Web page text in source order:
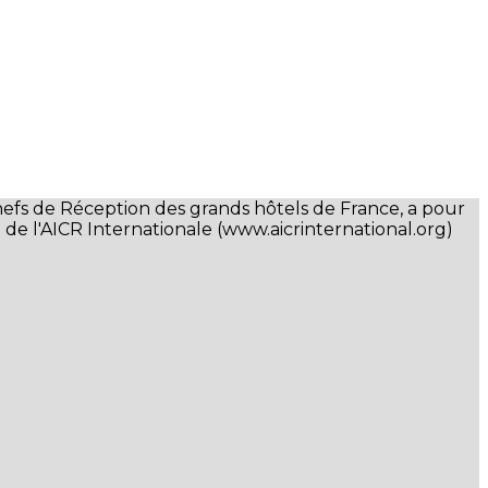
de Réception des grands hôtels de France, a pour
l'AICR Internationale (www.aicrinternational.org)